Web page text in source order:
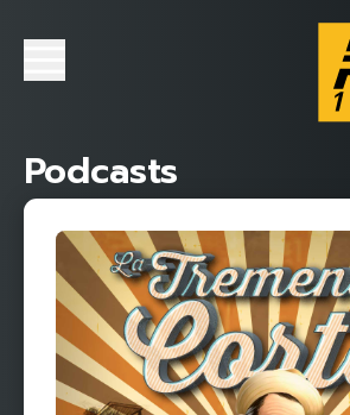
Podcasts